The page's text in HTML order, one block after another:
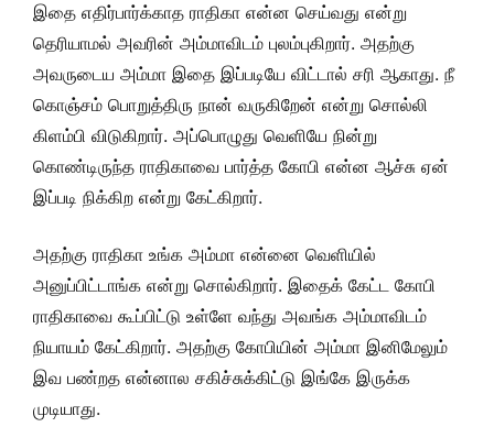
இதை எதிர்பார்க்காத ராதிகா என்ன செய்வது என்று
தெரியாமல் அவரின் அம்மாவிடம் புலம்புகிறார். அதற்கு
அவருடைய அம்மா இதை இப்படியே விட்டால் சரி ஆகாது. நீ
கொஞ்சம் பொறுத்திரு நான் வருகிறேன் என்று சொல்லி
கிளம்பி விடுகிறார். அப்பொழுது வெளியே நின்று
கொண்டிருந்த ராதிகாவை பார்த்த கோபி என்ன ஆச்சு ஏன்
இப்படி நிக்கிற என்று கேட்கிறார்.
அதற்கு ராதிகா உங்க அம்மா என்னை வெளியில்
அனுப்பிட்டாங்க என்று சொல்கிறார். இதைக் கேட்ட கோபி
ராதிகாவை கூப்பிட்டு உள்ளே வந்து அவங்க அம்மாவிடம்
நியாயம் கேட்கிறார். அதற்கு கோபியின் அம்மா இனிமேலும்
இவ பண்றத என்னால சகிச்சுக்கிட்டு இங்கே இருக்க
முடியாது.